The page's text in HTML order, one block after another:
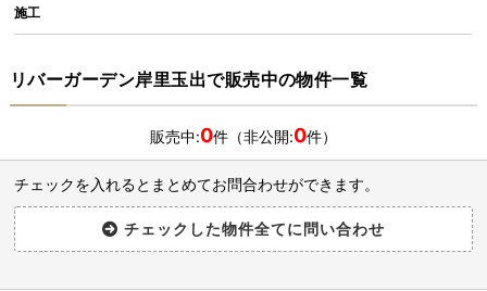
施工
リバーガーデン岸里玉出で販売中の物件一覧
販売中:0件（非公開:0件）
チェックを入れるとまとめてお問合わせができます。